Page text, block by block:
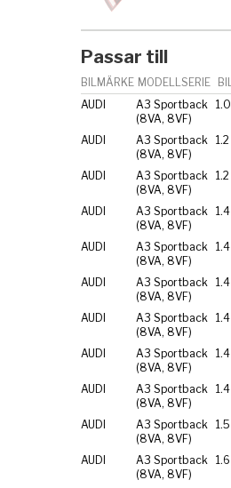
Passar till
BILMÄRKE MODELLSERIE
AUDI
A3 Sportback
(8VA, 8VF)
AUDI
A3 Sportback
(8VA, 8VF)
AUDI
A3 Sportback
(8VA, 8VF)
AUDI
A3 Sportback
(8VA, 8VF)
AUDI
A3 Sportback
(8VA, 8VF)
AUDI
A3 Sportback
(8VA, 8VF)
AUDI
A3 Sportback
(8VA, 8VF)
AUDI
A3 Sportback
(8VA, 8VF)
AUDI
A3 Sportback
(8VA, 8VF)
AUDI
A3 Sportback
(8VA, 8VF)
AUDI
A3 Sportback
(8VA, 8VF)